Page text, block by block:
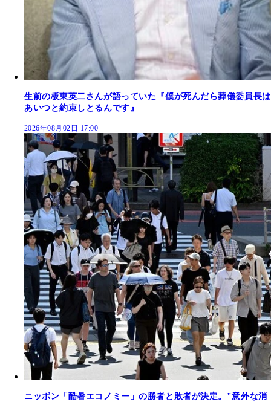
生前の板東英二さんが語っていた『僕が死んだら葬儀委員長は
あいつと約束しとるんです』
2026年08月02日 17:00
ニッポン「酷暑エコノミー」の勝者と敗者が決定。"意外な消